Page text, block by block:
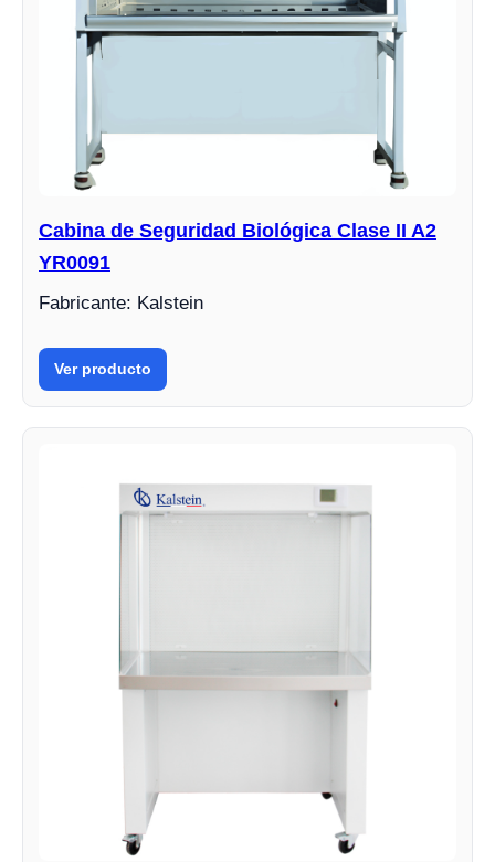
Cabina de Seguridad Biológica Clase II A2
YR0091
Fabricante: Kalstein
Ver producto